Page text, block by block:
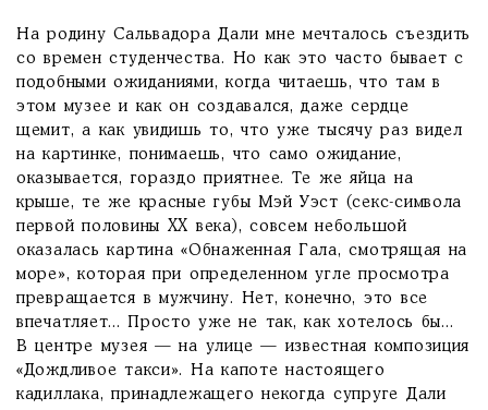
На родину Сальвадора Дали мне мечталось съездить
со времен студенчества. Но как это часто бывает с
подобными ожиданиями, когда читаешь, что там в
этом музее и как он создавался, даже сердце
щемит, а как увидишь то, что уже тысячу раз видел
на картинке, понимаешь, что само ожидание,
оказывается, гораздо приятнее. Те же яйца на
крыше, те же красные губы Мэй Уэст (секс-символа
первой половины XX века), совсем небольшой
оказалась картина «Обнаженная Гала, смотрящая на
море», которая при определенном угле просмотра
превращается в мужчину. Нет, конечно, это все
впечатляет... Просто уже не так, как хотелось бы...
В центре музея — на улице — известная композиция
«Дождливое такси». На капоте настоящего
кадиллака, принадлежащего некогда супруге Дали